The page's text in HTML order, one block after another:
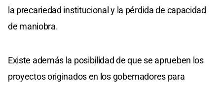
la precariedad institucional y la pérdida de capacidad
de maniobra.
Existe además la posibilidad de que se aprueben los
proyectos originados en los gobernadores para